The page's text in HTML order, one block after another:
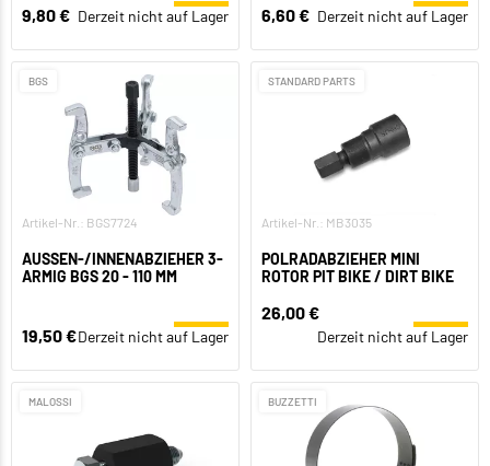
9,80 € Derzeit nicht auf Lager 6,60 € Derzeit nicht auf Lager
BGS
Artikel-Nr.: BGS7724
AUSSEN-/INNENABZIEHER 3-A
RMIG BGS 20 - 110 MM
19,50 €Derzeit nicht auf Lager
STANDARD PARTS
Artikel-Nr.: MB3035
POLRADABZIEHER MINI
ROTOR PIT BIKE / DIRT BIKE
26,00 €
Derzeit nicht auf Lager
MALOSSI BUZZETTI